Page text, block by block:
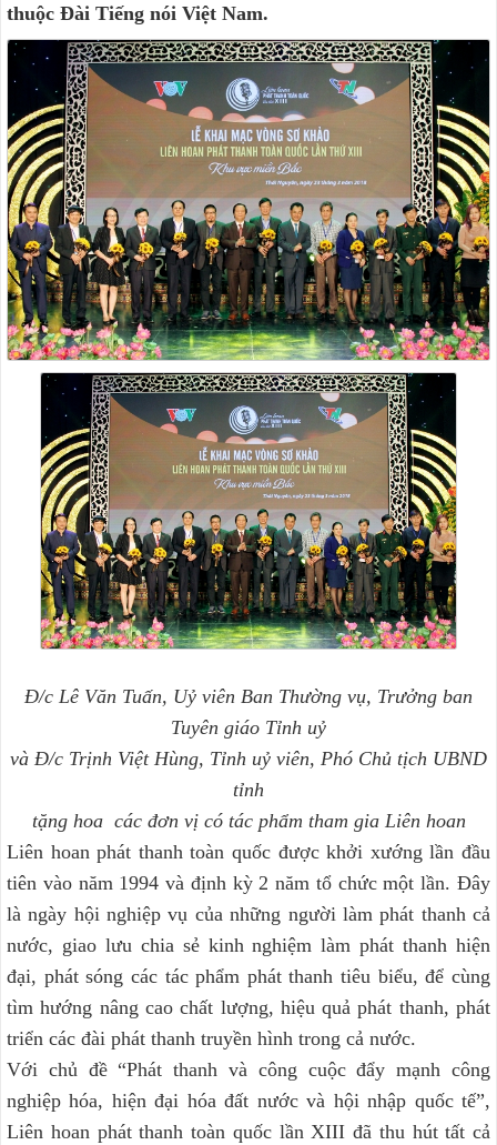
thuộc Đài Tiếng nói Việt Nam.
Đ/c Lê Văn Tuấn, Uỷ viên Ban Thường vụ, Trưởng ban
Tuyên giáo Tỉnh uỷ
và Đ/c Trịnh Việt Hùng, Tỉnh uỷ viên, Phó Chủ tịch UBND
tỉnh
tặng hoa các đơn vị có tác phẩm tham gia Liên hoan
Liên hoan phát thanh toàn quốc được khởi xướng lần đầu
tiên vào năm 1994 và định kỳ 2 năm tổ chức một lần. Đây
là ngày hội nghiệp vụ của những người làm phát thanh cả
nước, giao lưu chia sẻ kinh nghiệm làm phát thanh hiện
đại, phát sóng các tác phẩm phát thanh tiêu biểu, để cùng
tìm hướng nâng cao chất lượng, hiệu quả phát thanh, phát
triển các đài phát thanh truyền hình trong cả nước.
Với chủ đề “Phát thanh và công cuộc đẩy mạnh công
nghiệp hóa, hiện đại hóa đất nước và hội nhập quốc tế”,
Liên hoan phát thanh toàn quốc lần XIII đã thu hút tất cả